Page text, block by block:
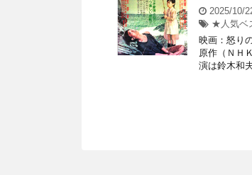
2025/10/
★人気ベ
映画：怒り
原作（ＮＨ
演は鈴木和